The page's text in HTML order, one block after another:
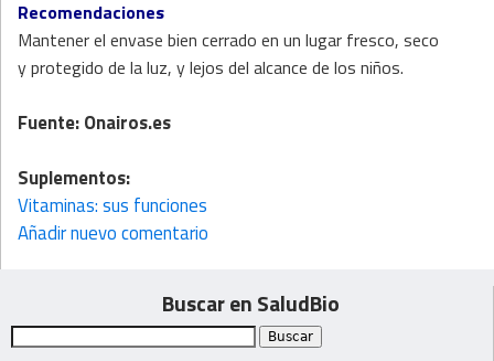
Recomendaciones
Mantener el envase bien cerrado en un lugar fresco, seco
y protegido de la luz, y lejos del alcance de los niños.
Fuente:Onairos.es
Suplementos:
Vitaminas: sus funciones
Añadir nuevo comentario
Buscar en SaludBio